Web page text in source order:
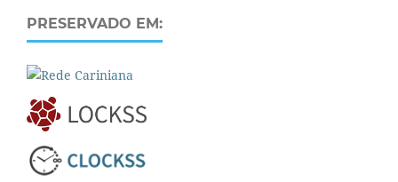
PRESERVADO EM: